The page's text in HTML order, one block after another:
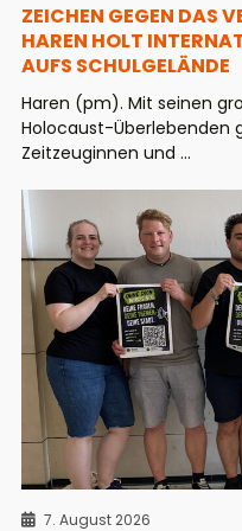
ZEICHEN GEGEN DAS
HAREN HOLT
AUFS SCHULGELÄNDE
Haren (pm). Mit seinen
Holocaust-Überlebenden
Zeitzeuginnen und ...
7. August 2026